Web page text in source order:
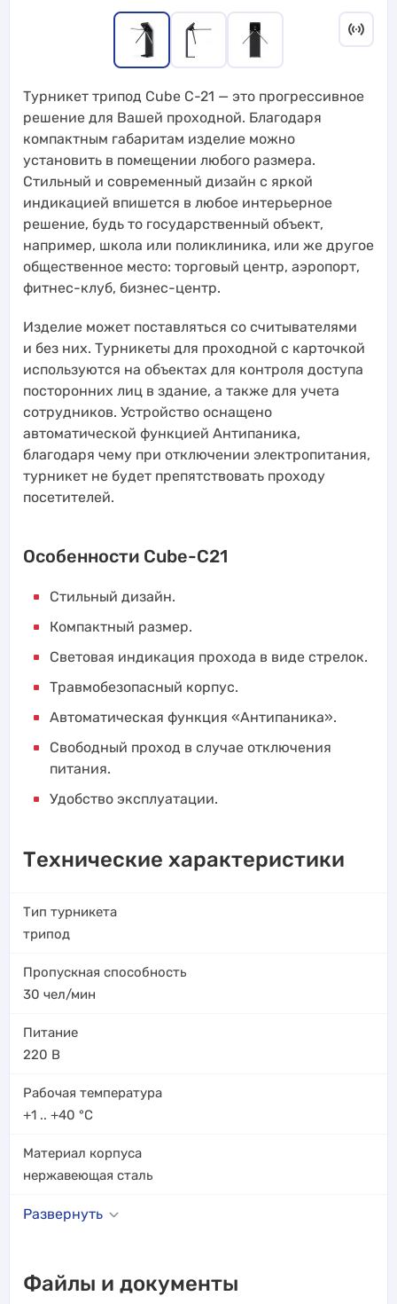
Турникет трипод Cube C-21 — это прогрессивное
решение для Вашей проходной. Благодаря
компактным габаритам изделие можно
установить в помещении любого размера.
Стильный и современный дизайн с яркой
индикацией впишется в любое интерьерное
решение, будь то государственный объект,
например, школа или поликлиника, или же другое
общественное место: торговый центр, аэропорт,
фитнес-клуб, бизнес-центр.
Изделие может поставляться со считывателями
и без них. Турникеты для проходной с карточкой
используются на объектах для контроля доступа
посторонних лиц в здание, а также для учета
сотрудников. Устройство оснащено
автоматической функцией Антипаника,
благодаря чему при отключении электропитания,
турникет не будет препятствовать проходу
посетителей.
Особенности Cube-C21
Стильный дизайн.
Компактный размер.
Световая индикация прохода в виде стрелок.
Травмобезопасный корпус.
Автоматическая функция «Антипаника».
Свободный проход в случае отключения
питания.
Удобство эксплуатации.
Технические характеристики
Тип турникета
трипод
Пропускная способность
30 чел/мин
Питание
220 В
Рабочая температура
+1 .. +40 °C
Материал корпуса
нержавеющая сталь
Развернуть
Файлы и документы